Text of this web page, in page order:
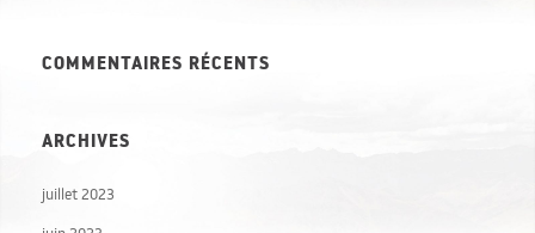
COMMENTAIRES RÉCENTS
ARCHIVES
juillet 2023